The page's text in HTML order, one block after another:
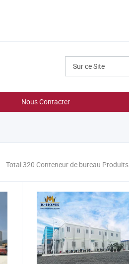
Sur ce Site
Nous Contacter
Total 320 Conteneur de bureau Produits